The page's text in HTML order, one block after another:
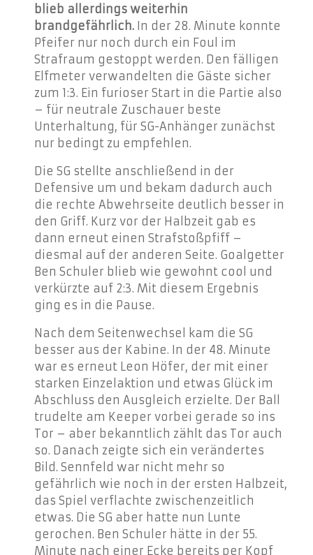
blieb allerdings weiterhin
brandgefährlich. In der 28. Minute konnte
Pfeifer nur noch durch ein Foul im
Strafraum gestoppt werden. Den fälligen
Elfmeter verwandelten die Gäste sicher
zum 1:3. Ein furioser Start in die Partie also
– für neutrale Zuschauer beste
Unterhaltung, für SG-Anhänger zunächst
nur bedingt zu empfehlen.
Die SG stellte anschließend in der
Defensive um und bekam dadurch auch
die rechte Abwehrseite deutlich besser in
den Griff. Kurz vor der Halbzeit gab es
dann erneut einen Strafstoßpfiff –
diesmal auf der anderen Seite. Goalgetter
Ben Schuler blieb wie gewohnt cool und
verkürzte auf 2:3. Mit diesem Ergebnis
ging es in die Pause.
Nach dem Seitenwechsel kam die SG
besser aus der Kabine. In der 48. Minute
war es erneut Leon Höfer, der mit einer
starken Einzelaktion und etwas Glück im
Abschluss den Ausgleich erzielte. Der Ball
trudelte am Keeper vorbei gerade so ins
Tor – aber bekanntlich zählt das Tor auch
so. Danach zeigte sich ein verändertes
Bild. Sennfeld war nicht mehr so
gefährlich wie noch in der ersten Halbzeit,
das Spiel verflachte zwischenzeitlich
etwas. Die SG aber hatte nun Lunte
gerochen. Ben Schuler hätte in der 55.
Minute nach einer Ecke bereits per Kopf